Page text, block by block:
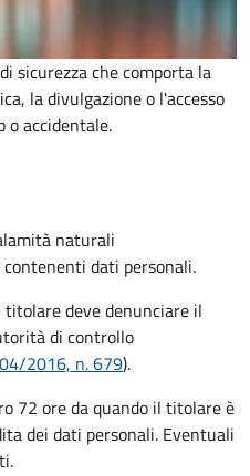
sicurezza che comporta la
la divulgazione o l'accesso
o accidentale.
naturali
dati personali.
titolare deve denunciare il
di controllo
2016, n. 679).
72 ore da quando il titolare è
dei dati personali. Eventuali